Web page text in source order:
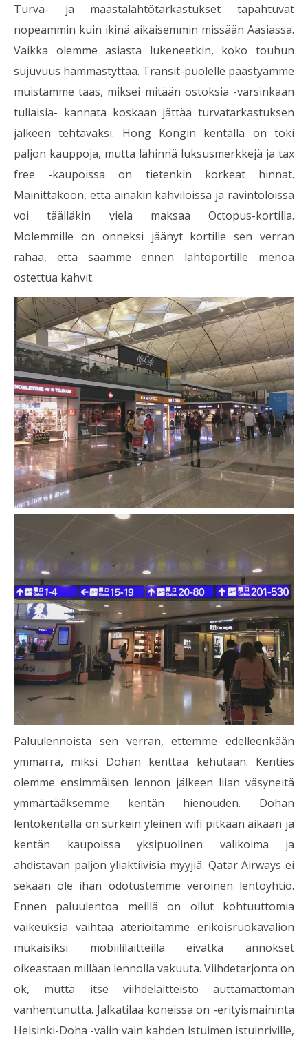
Turva- ja maastalähtötarkastukset tapahtuvat
nopeammin kuin ikinä aikaisemmin missään Aasiassa.
Vaikka olemme asiasta lukeneetkin, koko touhun
sujuvuus hämmästyttää. Transit-puolelle päästyämme
muistamme taas, miksei mitään ostoksia -varsinkaan
tuliaisia- kannata koskaan jättää turvatarkastuksen
jälkeen tehtäväksi. Hong Kongin kentällä on toki
paljon kauppoja, mutta lähinnä luksusmerkkejä ja tax
free -kaupoissa on tietenkin korkeat hinnat.
Mainittakoon, että ainakin kahviloissa ja ravintoloissa
voi täälläkin vielä maksaa Octopus-kortilla.
Molemmille on onneksi jäänyt kortille sen verran
rahaa, että saamme ennen lähtöportille menoa
ostettua kahvit.
Paluulennoista sen verran, ettemme edelleenkään
ymmärrä, miksi Dohan kenttää kehutaan. Kenties
olemme ensimmäisen lennon jälkeen liian väsyneitä
ymmärtääksemme kentän hienouden. Dohan
lentokentällä on surkein yleinen wifi pitkään aikaan ja
kentän kaupoissa yksipuolinen valikoima ja
ahdistavan paljon yliaktiivisia myyjiä. Qatar Airways ei
sekään ole ihan odotustemme veroinen lentoyhtiö.
Ennen paluulentoa meillä on ollut kohtuuttomia
vaikeuksia vaihtaa aterioitamme erikoisruokavalion
mukaisiksi mobiililaitteilla eivätkä annokset
oikeastaan millään lennolla vakuuta. Viihdetarjonta on
ok, mutta itse viihdelaitteisto auttamattoman
vanhentunutta. Jalkatilaa koneissa on -erityismaininta
Helsinki-Doha -välin vain kahden istuimen istuinriville,